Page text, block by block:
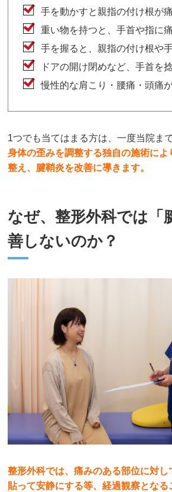
手を動かすと親指の付け根が
重い物を持つと、手首や指に
手を握ると、親指の付け根や
ドアの開け閉めなど、手首を
慢性的な肩こり・腰痛・頭痛
1つでも当てはまる方は、一度当院ま
身体の歪みを調整する独自の施術に
整え、腱鞘炎を改善に導きます。
なぜ、整形外科では「
善しないのか？
整形外科では、痛みのある部位に対
貼って安静にする等、経過観察となる